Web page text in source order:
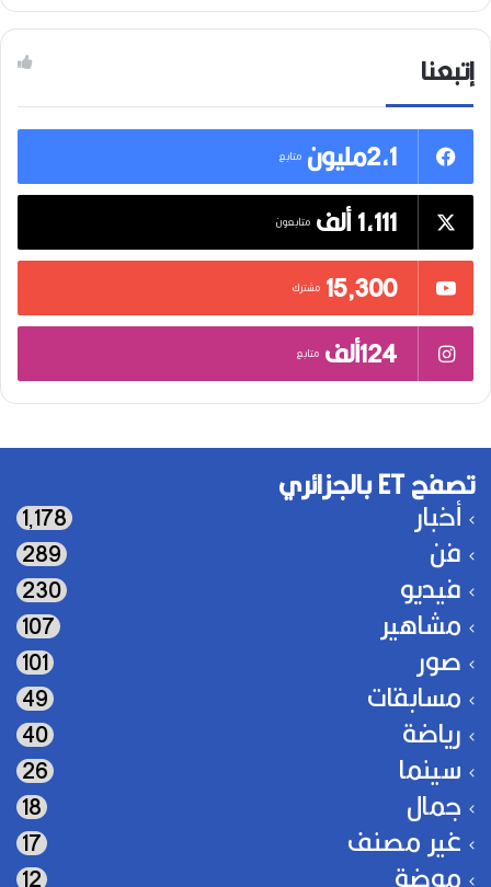
إتبعنا
2,1مليون
متابع
1,111 ألف متابعون
15٬300 مشترك
124ألف متابع
تصفح ET بالجزائري
أخبار 1٬178
فن 289
فيديو 230
مشاهير 107
صور 101
مسابقات 49
رياضة 40
سينما 26
جمال 18
غير مصنف 17
موضة 12